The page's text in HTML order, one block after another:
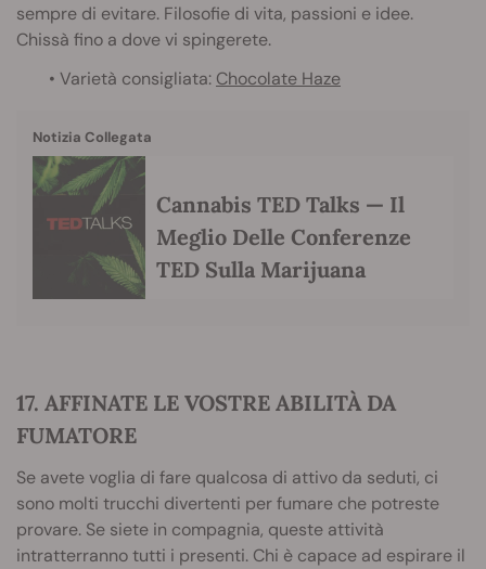
sempre di evitare. Filosofie di vita, passioni e idee.
Chissà fino a dove vi spingerete.
• Varietà consigliata: Chocolate Haze
Notizia Collegata
Cannabis TED Talks — Il
Meglio Delle Conferenze
TED Sulla Marijuana
17. AFFINATE LE VOSTRE ABILITÀ DA
FUMATORE
Se avete voglia di fare qualcosa di attivo da seduti, ci
sono molti trucchi divertenti per fumare che potreste
provare. Se siete in compagnia, queste attività
intratterranno tutti i presenti. Chi è capace ad espirare il